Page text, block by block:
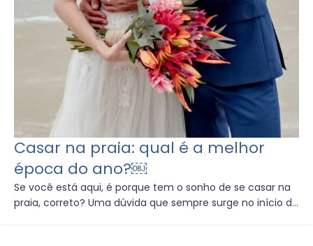
Casar na praia: qual é a melhor
época do ano?￼
Se você está aqui, é porque tem o sonho de se casar na
praia, correto? Uma dúvida que sempre surge no início d...